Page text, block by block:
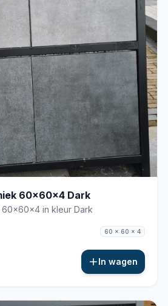
60x60x4 Dark
in kleur Dark
60 x 60 x 4
In wagen